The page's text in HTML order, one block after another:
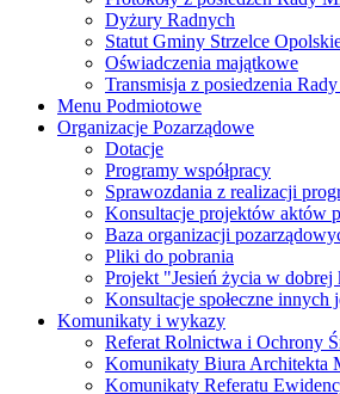
Dyżury Radnych
Statut Gminy Strzelce
Oświadczenia majątkowe
Transmisja z posiedzenia
Menu Podmiotowe
Organizacje Pozarządowe
Dotacje
Programy współpracy
Sprawozdania z realizacji
Konsultacje projektów aktów
Baza organizacji
Pliki do pobrania
Projekt "Jesień życia w dobrej
Konsultacje społeczne
Komunikaty i wykazy
Referat Rolnictwa i Ochrony
Komunikaty Biura Architekta
Komunikaty Referatu